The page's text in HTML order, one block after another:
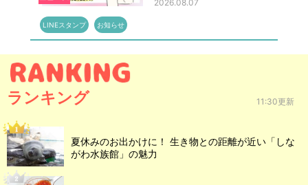
2026.08.07
LINEスタンプ お知らせ
ランキング 11:30更新
夏休みのお出かけに！ 生き物との距離が近い「しな
がわ水族館」の魅力